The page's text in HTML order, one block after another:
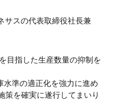
サスの代表取締役社長兼
目指した生産数量の抑制を
準の適正化を強力に進め
を確実に遂行してまいり